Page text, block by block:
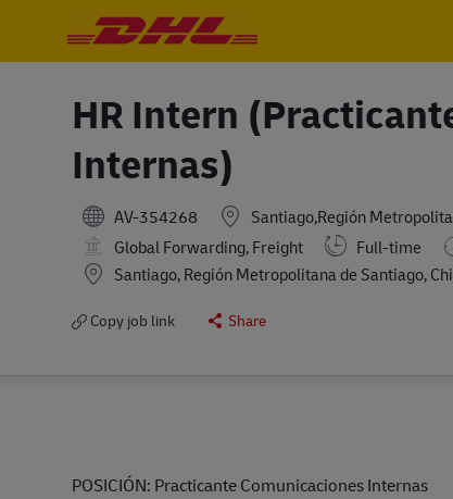
HR Intern
Internas)
AV-354268 Santiago,Región
Global Forwarding, Freight
Full-time
LocationSantiago, Región Metropolitana de Santiago,
Copy job link Share
POSICIÓN: Practicante Comunicaciones Internas